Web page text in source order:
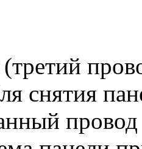
снятия
провод